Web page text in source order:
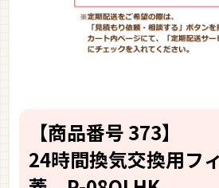
【商品番号 373】
24時間換気交換用フ